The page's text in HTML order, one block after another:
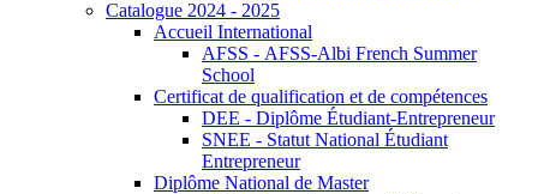
Catalogue 2024 - 2025
Accueil International
AFSS - AFSS-Albi French Summer
School
Certificat de qualification et de compétences
DEE - Diplôme Étudiant-Entrepreneur
SNEE - Statut National Étudiant
Entrepreneur
Diplôme National de Master